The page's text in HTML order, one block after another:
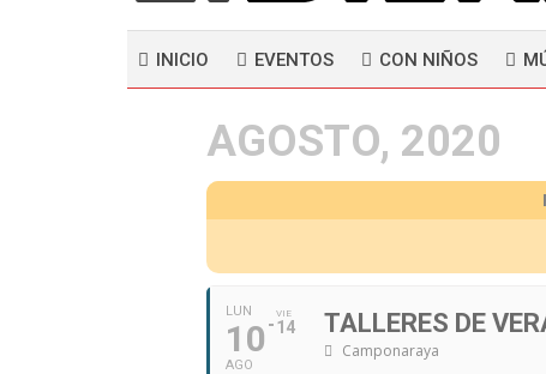
INICIO EVENTOS CON NIÑOS
AGOSTO, 2020
LUN
10
AGO
VIE
14 TALLERES DE
Camponaraya